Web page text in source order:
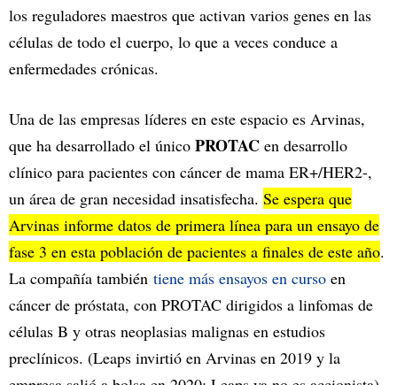
los reguladores maestros que activan varios genes en las
células de todo el cuerpo, lo que a veces conduce a
enfermedades crónicas.
Una de las empresas líderes en este espacio es Arvinas,
que ha desarrollado el único PROTAC en desarrollo
clínico para pacientes con cáncer de mama ER+/HER2-,
un área de gran necesidad insatisfecha. Se espera que
Arvinas informe datos de primera línea para un ensayo de
fase 3 en esta población de pacientes a finales de este año.
La compañía también tiene más ensayos en curso en
cáncer de próstata, con PROTAC dirigidos a linfomas de
células B y otras neoplasias malignas en estudios
preclínicos. (Leaps invirtió en Arvinas en 2019 y la